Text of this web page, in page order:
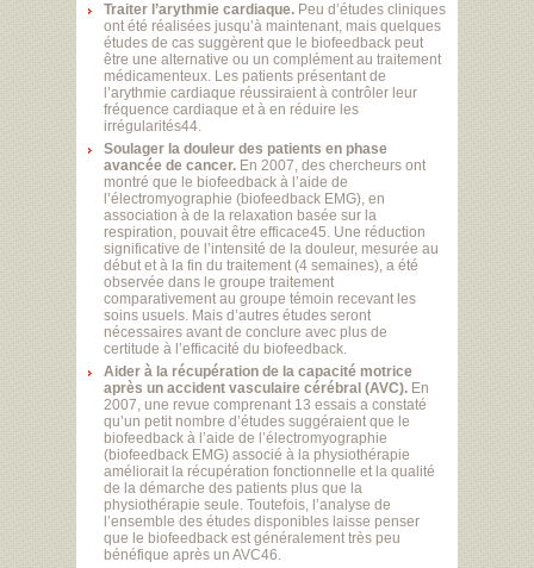
Traiter l’arythmie cardiaque. Peu d’études cliniques
ont été réalisées jusqu’à maintenant, mais quelques
études de cas suggèrent que le biofeedback peut
être une alternative ou un complément au traitement
médicamenteux. Les patients présentant de
l’arythmie cardiaque réussiraient à contrôler leur
fréquence cardiaque et à en réduire les
irrégularités44.
Soulager la douleur des patients en phase
avancée de cancer. En 2007, des chercheurs ont
montré que le biofeedback à l’aide de
l’électromyographie (biofeedback EMG), en
association à de la relaxation basée sur la
respiration, pouvait être efficace45. Une réduction
significative de l’intensité de la douleur, mesurée au
début et à la fin du traitement (4 semaines), a été
observée dans le groupe traitement
comparativement au groupe témoin recevant les
soins usuels. Mais d’autres études seront
nécessaires avant de conclure avec plus de
certitude à l’efficacité du biofeedback.
Aider à la récupération de la capacité motrice
après un accident vasculaire cérébral (AVC). En
2007, une revue comprenant 13 essais a constaté
qu’un petit nombre d’études suggéraient que le
biofeedback à l’aide de l’électromyographie
(biofeedback EMG) associé à la physiothérapie
améliorait la récupération fonctionnelle et la qualité
de la démarche des patients plus que la
physiothérapie seule. Toutefois, l’analyse de
l’ensemble des études disponibles laisse penser
que le biofeedback est généralement très peu
bénéfique après un AVC46.